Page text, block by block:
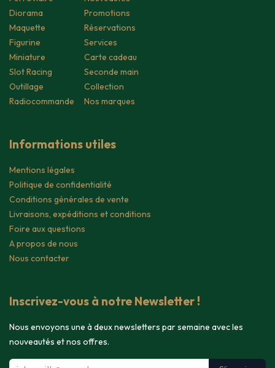
Diorama
Maquette
Figurine
Miniature
Slot Racing
Outillage
Radiocommande
Promotions
Réservations
Services
Carte cadeau
Seconde main
Collection
Nos marques
Informations utiles
Mentions légales
Politique de confidentialité
Conditions générales de vente
Livraisons, expéditions et conditions
Foire aux questions
A propos de nous
Nous contacter
Inscrivez-vous à notre Newsletter !
Nous envoyons une à deux newsletters par semaine avec les
nouveautés et nos offres.